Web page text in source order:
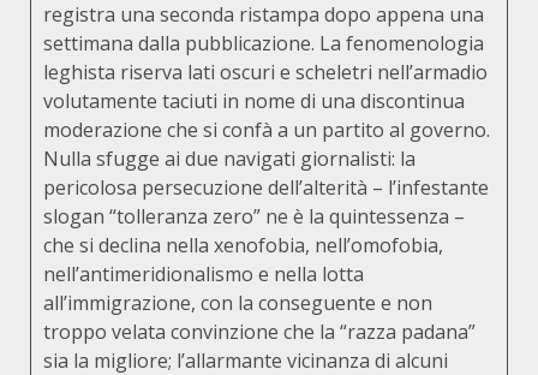
registra una seconda ristampa dopo appena una
settimana dalla pubblicazione. La fenomenologia
leghista riserva lati oscuri e scheletri nell’armadio
volutamente taciuti in nome di una discontinua
moderazione che si confà a un partito al governo.
Nulla sfugge ai due navigati giornalisti: la
pericolosa persecuzione dell’alterità – l’infestante
slogan “tolleranza zero” ne è la quintessenza –
che si declina nella xenofobia, nell’omofobia,
nell’antimeridionalismo e nella lotta
all’immigrazione, con la conseguente e non
troppo velata convinzione che la “razza padana”
sia la migliore; l’allarmante vicinanza di alcuni